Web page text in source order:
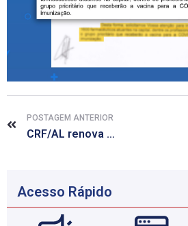
POSTAGEM ANTERIOR
CRF/AL renova convênio com IPOG com desconto para farmacêuticos
Acesso Rápido